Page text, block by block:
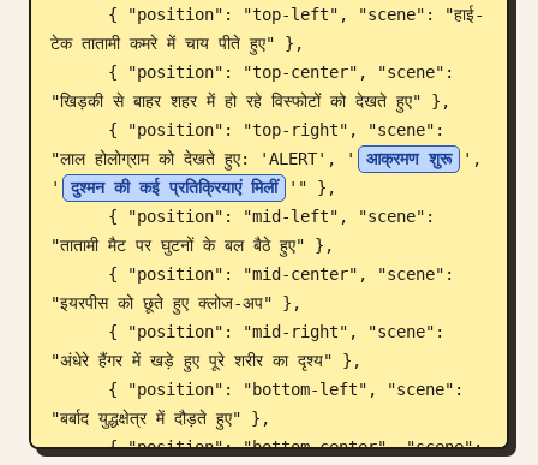
टेक तातामी कमरे में चाय पीते हुए" },
"खिड़की से बाहर शहर में हो रहे विस्फोटों को देखते हुए" },
"लाल होलोग्राम को देखते हुए: 'ALERT', '
आक्रमण शुरू
',
'
दुश्मन की कई प्रतिक्रियाएं मिलीं
'" },
"तातामी मैट पर घुटनों के बल बैठे हुए" },
"इयरपीस को छूते हुए क्लोज-अप" },
"अंधेरे हैंगर में खड़े हुए पूरे शरीर का दृश्य" },
"बर्बाद युद्धक्षेत्र में दौड़ते हुए" },
      { "position": "bottom-center", "scene":